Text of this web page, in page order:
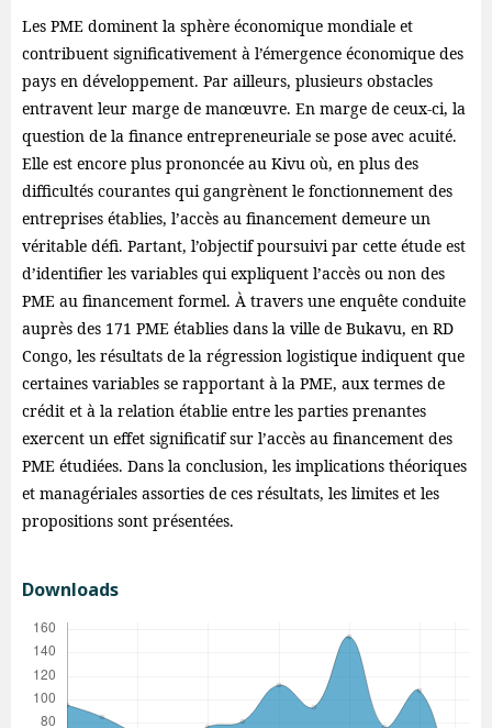
Les PME dominent la sphère économique mondiale et
contribuent significativement à l’émergence économique des
pays en développement. Par ailleurs, plusieurs obstacles
entravent leur marge de manœuvre. En marge de ceux-ci, la
question de la finance entrepreneuriale se pose avec acuité.
Elle est encore plus prononcée au Kivu où, en plus des
difficultés courantes qui gangrènent le fonctionnement des
entreprises établies, l’accès au financement demeure un
véritable défi. Partant, l’objectif poursuivi par cette étude est
d’identifier les variables qui expliquent l’accès ou non des
PME au financement formel. À travers une enquête conduite
auprès des 171 PME établies dans la ville de Bukavu, en RD
Congo, les résultats de la régression logistique indiquent que
certaines variables se rapportant à la PME, aux termes de
crédit et à la relation établie entre les parties prenantes
exercent un effet significatif sur l’accès au financement des
PME étudiées. Dans la conclusion, les implications théoriques
et managériales assorties de ces résultats, les limites et les
propositions sont présentées.
Downloads